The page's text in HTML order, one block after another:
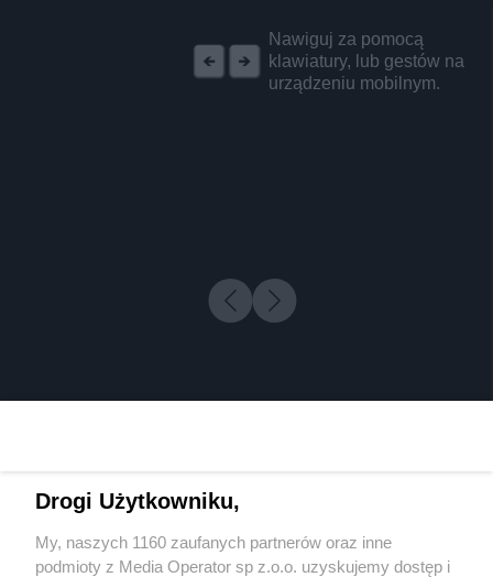
Nawiguj za pomocą
klawiatury, lub gestów na
urządzeniu mobilnym.
Wydawca mediów lokalnych
Drogi Użytkowniku,
My, naszych 1160 zaufanych partnerów oraz inne
podmioty z Media Operator sp z.o.o. uzyskujemy dostęp i